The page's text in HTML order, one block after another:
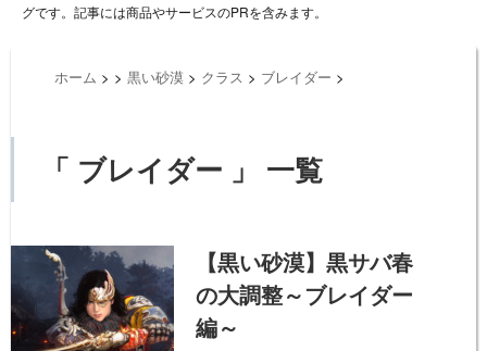
グです。記事には商品やサービスのPRを含みます。
ホーム > > 黒い砂漠 > クラス > ブレイダー >
「 ブレイダー 」 一覧
【黒い砂漠】黒サバ春
の大調整～ブレイダー
編～